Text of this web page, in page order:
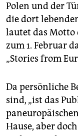
Polen und der
die dort
lautet das
zum 1. Februar
„Stories from
Da persönliche
sind, „ist das
Hause, aber